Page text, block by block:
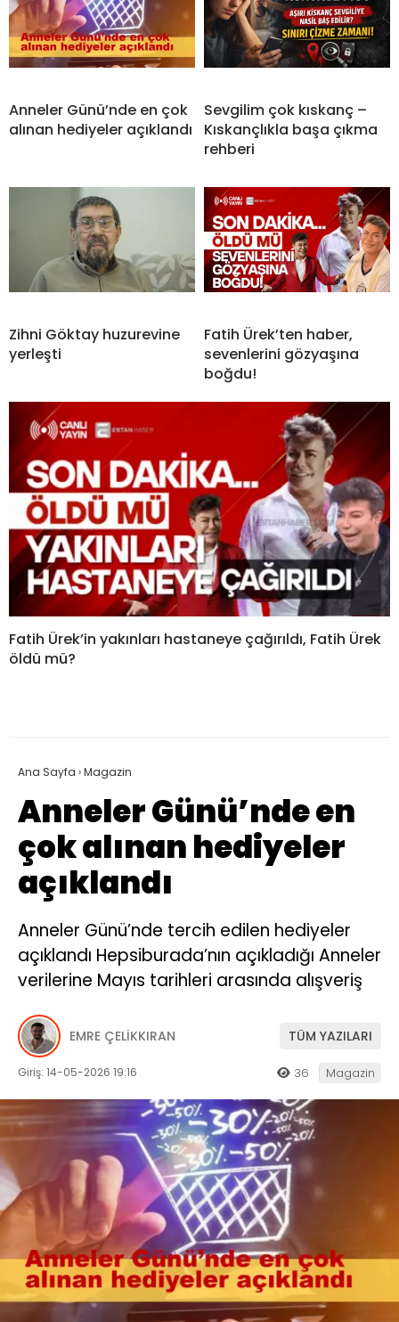
Anneler Günü’nde en çok
alınan hediyeler açıklandı
Sevgilim çok kıskanç –
Kıskançlıkla başa çıkma
rehberi
Zihni Göktay huzurevine
yerleşti
Fatih Ürek’ten haber,
sevenlerini gözyaşına
boğdu!
Fatih Ürek’in yakınları hastaneye çağırıldı, Fatih Ürek
öldü mü?
Ana Sayfa ›Magazin
Anneler Günü’nde en
çok alınan hediyeler
açıklandı
Anneler Günü’nde tercih edilen hediyeler
açıklandı Hepsiburada’nın açıkladığı Anneler
verilerine Mayıs tarihleri arasında alışveriş
EMRE ÇELİKKIRAN TÜM YAZILARI
Giriş: 14-05-2026 19:16 36 Magazin